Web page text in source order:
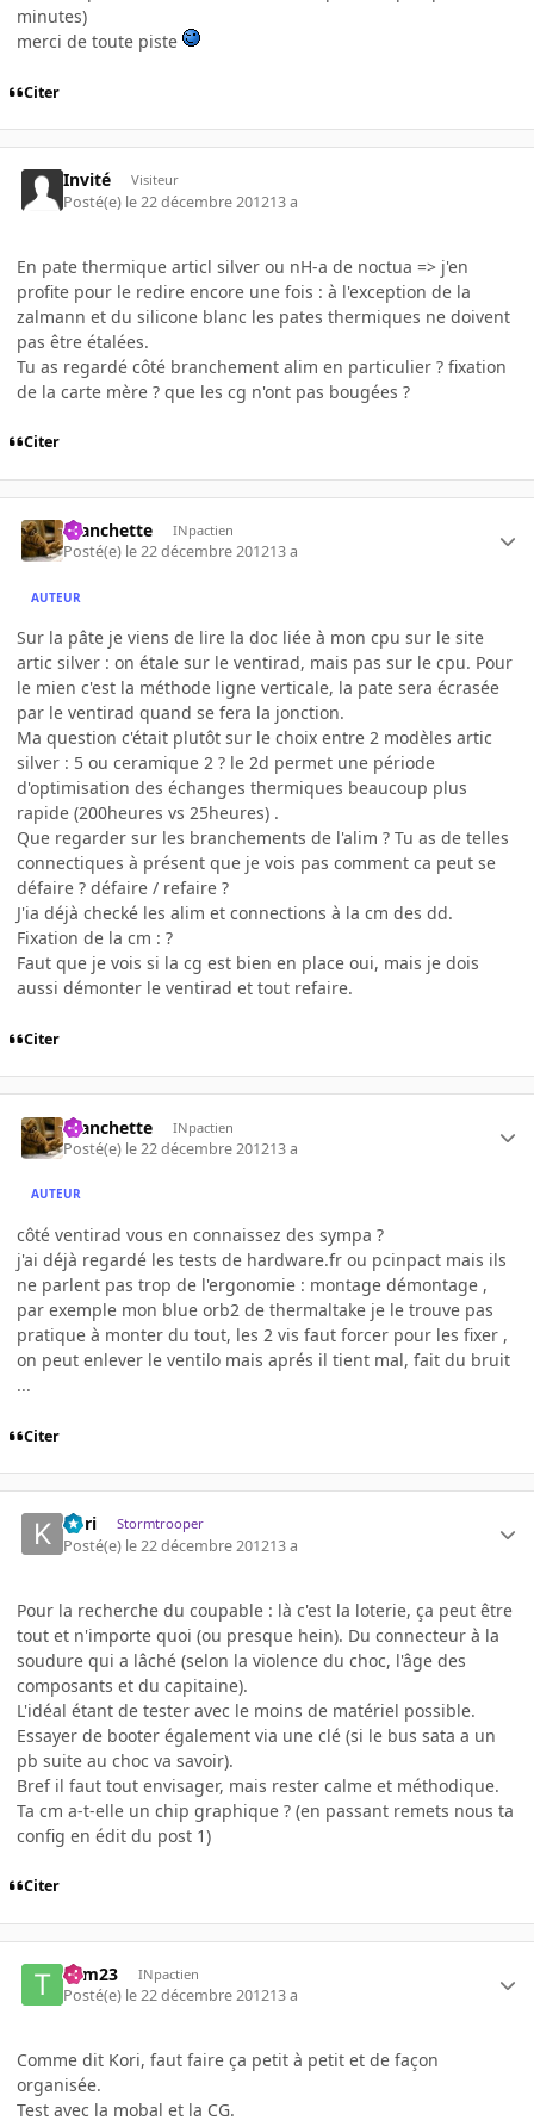
minutes)
merci de toute piste
Citer
Invité Visiteur
Posté(e) le 22 décembre 201213 a
En pate thermique articl silver ou nH-a de noctua => j'en
profite pour le redire encore une fois : à l'exception de la
zalmann et du silicone blanc les pates thermiques ne doivent
pas être étalées.
Tu as regardé côté branchement alim en particulier ? fixation
de la carte mère ? que les cg n'ont pas bougées ?
Citer
manchette INpactien
Posté(e) le 22 décembre 201213 a
AUTEUR
Sur la pâte je viens de lire la doc liée à mon cpu sur le site
artic silver : on étale sur le ventirad, mais pas sur le cpu. Pour
le mien c'est la méthode ligne verticale, la pate sera écrasée
par le ventirad quand se fera la jonction.
Ma question c'était plutôt sur le choix entre 2 modèles artic
silver : 5 ou ceramique 2 ? le 2d permet une période
d'optimisation des échanges thermiques beaucoup plus
rapide (200heures vs 25heures) .
Que regarder sur les branchements de l'alim ? Tu as de telles
connectiques à présent que je vois pas comment ca peut se
défaire ? défaire / refaire ?
J'ia déjà checké les alim et connections à la cm des dd.
Fixation de la cm : ?
Faut que je vois si la cg est bien en place oui, mais je dois
aussi démonter le ventirad et tout refaire.
Citer
manchette INpactien
Posté(e) le 22 décembre 201213 a
AUTEUR
côté ventirad vous en connaissez des sympa ?
j'ai déjà regardé les tests de hardware.fr ou pcinpact mais ils
ne parlent pas trop de l'ergonomie : montage démontage ,
par exemple mon blue orb2 de thermaltake je le trouve pas
pratique à monter du tout, les 2 vis faut forcer pour les fixer ,
on peut enlever le ventilo mais aprés il tient mal, fait du bruit
...
Citer
Kori Stormtrooper
Posté(e) le 22 décembre 201213 a
Pour la recherche du coupable : là c'est la loterie, ça peut être
tout et n'importe quoi (ou presque hein). Du connecteur à la
soudure qui a lâché (selon la violence du choc, l'âge des
composants et du capitaine).
L'idéal étant de tester avec le moins de matériel possible.
Essayer de booter également via une clé (si le bus sata a un
pb suite au choc va savoir).
Bref il faut tout envisager, mais rester calme et méthodique.
Ta cm a-t-elle un chip graphique ? (en passant remets nous ta
config en édit du post 1)
Citer
Tom23 INpactien
Posté(e) le 22 décembre 201213 a
Comme dit Kori, faut faire ça petit à petit et de façon
organisée.
Test avec la mobal et la CG.